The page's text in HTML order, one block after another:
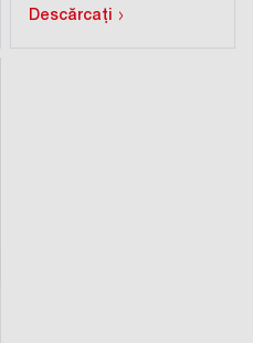
Descărcați ›